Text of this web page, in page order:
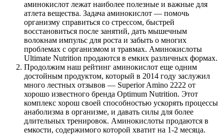
аминокислот лежат наиболее полезные и важные для
атлета вещества. Задача аминокислот — помочь
организму справиться со стрессом, быстрей
восстановиться после занятий, дать мышечным
волокнам импульс для роста и забыть о многих
проблемах с организмом и травмах. Аминокислоты
Ultimate Nutrition продаются в емких различных формах.
Продолжим наш рейтинг аминокислот еще одним
достойным продуктом, который в 2014 году заслужил
много лестных отзывов — Superior Amino 2222 от
хорошо известного бренда Optimum Nutrition. Этот
комплекс хорош своей способностью ускорять процессы
анаболизма в организме, и давать силы для более
длительных тренировок. Аминокислоты продаются в
емкости, содержимого которой хватит на 1-2 месяца.